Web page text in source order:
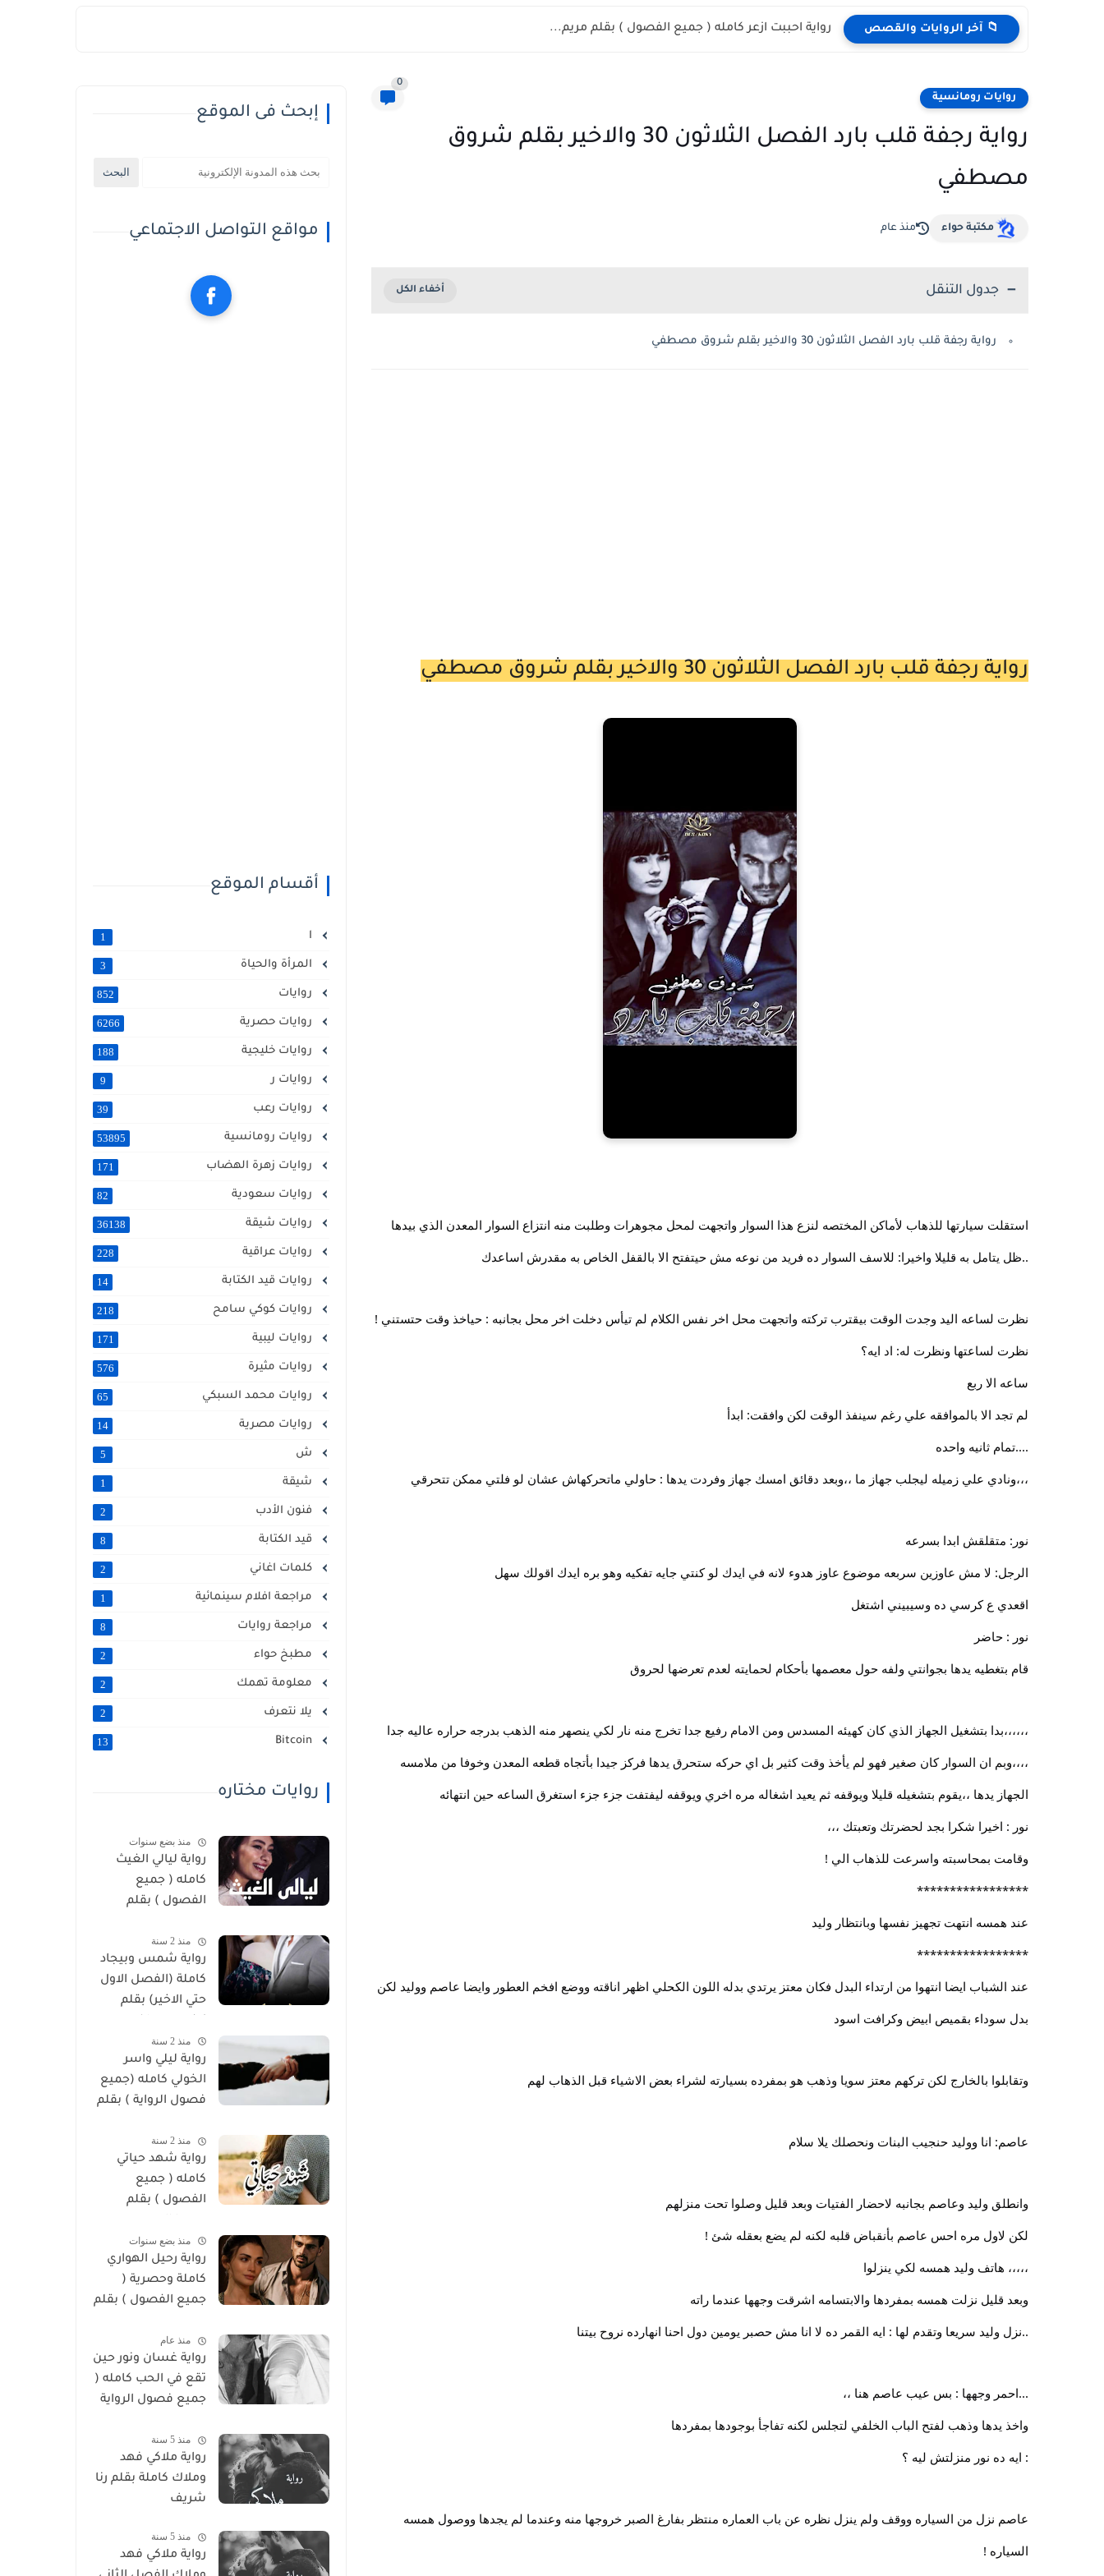
📁 آخر الروايات والقصص رواية احببت ازعر كامله ( جميع الفصول ) بقلم مريم...
روايات رومانسية
0
رواية رجفة قلب بارد الفصل الثلاثون 30 والاخير بقلم شروق
مصطفي
مكتبة حواء منذ عام
جدول التنقل
رواية رجفة قلب بارد الفصل الثلاثون 30 والاخير بقلم شروق مصطفي
رواية رجفة قلب بارد الفصل الثلاثون 30 والاخير بقلم شروق مصطفي
استقلت سيارتها للذهاب لأماكن المختصه لنزع هذا السوار واتجهت لمحل مجوهرات وطلبت منه انتزاع السوار المعدن الذي بيدها
..ظل يتامل به قليلا واخيرا: للاسف السوار ده فريد من نوعه مش حيتفتح الا بالقفل الخاص به مقدرش اساعدك
نظرت لساعه اليد وجدت الوقت بيقترب تركته واتجهت محل اخر نفس الكلام لم تيأس دخلت اخر محل بجانبه : حياخذ وقت حتستني !
نظرت لساعتها ونظرت له: اد ايه؟
ساعه الا ربع
لم تجد الا بالموافقه علي رغم سينفذ الوقت لكن وافقت: ابدأ
....تمام ثانيه واحده
،،،ونادي علي زميله ليجلب جهاز ما ،،وبعد دقائق امسك جهاز وفردت يدها : حاولي ماتحركهاش عشان لو فلتي ممكن تتحرقي
نور: متقلقش ابدا بسرعه
الرجل: لا مش عاوزين سربعه موضوع عاوز هدوء لانه في ايدك لو كنتي جايه تفكيه وهو بره ايدك اقولك سهل
اقعدي ع كرسي ده وسيبيني اشتغل
نور : حاضر
قام بتغطيه يدها بجوانتي ولفه حول معصمها بأحكام لحمايته لعدم تعرضها لحروق
،،،،،،بدا بتشغيل الجهاز الذي كان كهيئه المسدس ومن الامام رفيع جدا تخرج منه نار لكي ينصهر منه الذهب بدرجه حراره عاليه جدا
،،،،وبم ان السوار كان صغير فهو لم يأخذ وقت كثير بل اي حركه ستحرق يدها فركز جيدا بأتجاه قطعه المعدن وخوفا من ملامسه
الجهاز يدها ،،يقوم بتشغيله قليلا ويوقفه ثم يعيد اشغاله مره اخري ويوقفه ليفتفت جزء جزء استغرق الساعه حين انتهائه
نور : اخيرا شكرا بجد لحضرتك وتعبتك ،،،
وقامت بمحاسبته واسرعت للذهاب الي !
*****************
عند همسه انتهت تجهيز نفسها وبانتظار وليد
*****************
عند الشباب ايضا انتهوا من ارتداء البدل فكان معتز يرتدي بدله اللون الكحلي اظهر اناقته ووضع افخم العطور وايضا عاصم ووليد لكن
بدل سوداء بقميص ابيض وكرافت اسود
وتقابلوا بالخارج لكن تركهم معتز سويا وذهب هو بمفرده بسيارته لشراء بعض الاشياء قبل الذهاب لهم
عاصم: انا ووليد حنجيب البنات ونحصلك يلا سلام
وانطلق وليد وعاصم بجانبه لاحضار الفتيات وبعد قليل وصلوا تحت منزلهم
لكن لاول مره احس عاصم بأنقباض قلبه لكنه لم يضع بعقله شئ !
،،،،، هاتف وليد همسه لكي ينزلوا
وبعد قليل نزلت همسه بمفردها والابتسامه اشرقت وجهها عندما راته
..نزل وليد سريعا وتقدم لها : ايه القمر ده لا انا مش حصبر يومين دول احنا انهارده نروح بيتنا
...احمر وجهها : بس عيب عاصم هنا ،،
واخذ يدها وذهب لفتح الباب الخلفي لتجلس لكنه تفاجأ بوجودها بمفردها
: ايه ده نور منزلتش ليه ؟
عاصم نزل من السياره ووقف ولم ينزل نظره عن باب العماره منتظر بفارغ الصبر خروجها منه وعندما لم يجدها ووصول همسه
السياره !
إبحث فى الموقع
مواقع التواصل الاجتماعي
أقسام الموقع
ا 1
المرأة والحياة 3
روايات 852
روايات حصرية 6266
روايات خليجية 188
روايات ر 9
روايات رعب 39
روايات رومانسية 53895
روايات زهرة الهضاب 171
روايات سعودية 82
روايات شيقة 36138
روايات عراقية 228
روايات قيد الكتابة 14
روايات كوكي سامح 218
روايات ليبية 171
روايات مثيرة 576
روايات محمد السبكي 65
روايات مصرية 14
ش 5
شيقة 1
فنون الأدب 2
قيد الكتابة 8
كلمات اغاني 2
مراجعة افلام سينمائية 1
مراجعة روايات 8
مطبخ حواء 2
معلومة تهمك 2
يلا نتعرف 2
13
روايات مختاره
منذ بضع سنوات
رواية ليالي الغيث
كامله ( جميع
الفصول ) بقلم
منذ 2 سنة
رواية شمس وبيجاد
كاملة (الفصل الاول
حتي الاخير) بقلم
منذ 2 سنة
رواية ليلي واسر
الخولي كامله (جميع
فصول الرواية ) بقلم
منذ 2 سنة
رواية شهد حياتي
كامله ( جميع
الفصول ) بقلم
منذ بضع سنوات
رواية رحيل الهواري
كاملة وحصرية (
جميع الفصول ) بقلم
منذ عام
رواية غسان ونور حين
تقع في الحب كامله (
جميع فصول الرواية
منذ 5 سنة
رواية ملاكي فهد
وملاك كاملة بقلم رنا
شريف
منذ 5 سنة
رواية ملاكي فهد